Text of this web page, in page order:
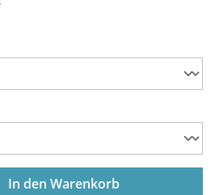
gewünschten Wert
In den Warenkorb